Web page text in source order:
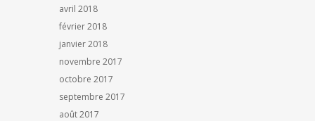
avril 2018
février 2018
janvier 2018
novembre 2017
octobre 2017
septembre 2017
août 2017